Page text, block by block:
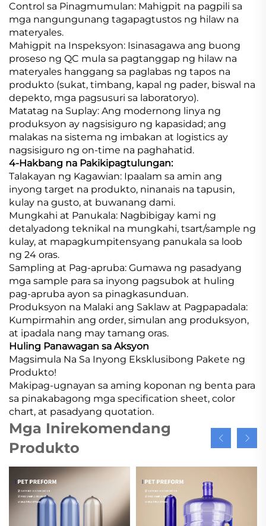
Control sa Pinagmumulan: Mahigpit na pagpili sa
mga nangungunang tagapagtustos ng hilaw na
materyales.
Mahigpit na Inspeksyon: Isinasagawa ang buong
proseso ng QC mula sa pagtanggap ng hilaw na
materyales hanggang sa paglabas ng tapos na
produkto (sukat, timbang, kapal ng pader, biswal na
depekto, mga pagsusuri sa laboratoryo).
Matatag na Suplay: Ang modernong linya ng
produksyon ay nagsisiguro ng kapasidad; ang
malakas na sistema ng imbakan at logistics ay
nagsisiguro ng on-time na paghahatid.
4-Hakbang na Pakikipagtulungan:
Talakayan ng Kagawian: Ipaalam sa amin ang
inyong target na produkto, ninanais na tapusin,
kulay na gusto, at buwanang dami.
Mungkahi at Panukala: Nagbibigay kami ng
detalyadong teknikal na mungkahi, tsart/sample ng
kulay, at mapagkumpitensyang panukala sa loob
ng 24 oras.
Sampling at Pag-apruba: Gumawa ng pasadyang
mga sample para sa inyong pagsubok at huling
pag-apruba ayon sa pinagkasunduan.
Produksyon na Malaki ang Saklaw at Pagpapadala:
Kumpirmahin ang order, simulan ang produksyon,
at ipadala nang may tamang oras.
Huling Panawagan sa Aksyon
Magsimula Na Sa Inyong Eksklusibong Pakete ng
Produkto!
Makipag-ugnayan sa aming koponan ng benta para
sa pinakabagong mga specification sheet, color
chart, at pasadyang quotation.
Mga Inirekomendang
Produkto